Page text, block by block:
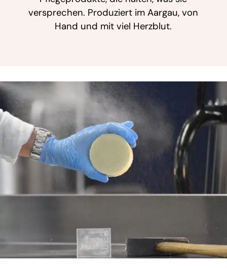
versprechen. Produziert im Aargau, von
Hand und mit viel Herzblut.